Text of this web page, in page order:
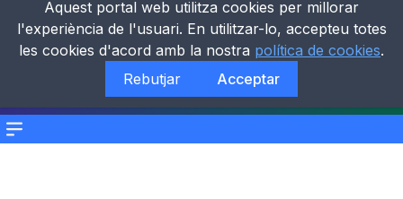
Menu
Aquest portal web utilitza cookies per millorar
l'experiència de l'usuari. En utilitzar-lo, accepteu totes
les cookies d'acord amb la nostra política de cookies.
Rebutjar
Acceptar